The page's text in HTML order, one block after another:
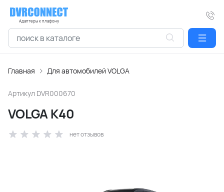
Адаптеры к плафону
Главная Для автомобилей VOLGA
Артикул DVR000670
VOLGA K40
нет отзывов